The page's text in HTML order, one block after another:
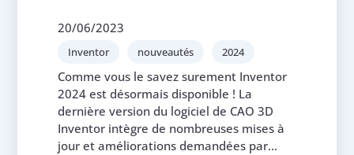
20/06/2023
Inventor nouveautés 2024
Comme vous le savez surement Inventor
2024 est désormais disponible ! La
dernière version du logiciel de CAO 3D
Inventor intègre de nombreuses mises à
jour et améliorations demandées par...